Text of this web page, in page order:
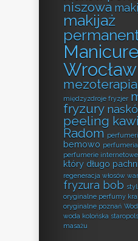
niszowa
makijaż
Manicure
Wrocław
międzyzdroje fryzjer
fryzury
peeling
Radom
bemowo
perfumerie
który długo
regeneracja włosów
fryzura bob
oryginalne perfumy
oryginalne poznań
woda kolońska
masażu